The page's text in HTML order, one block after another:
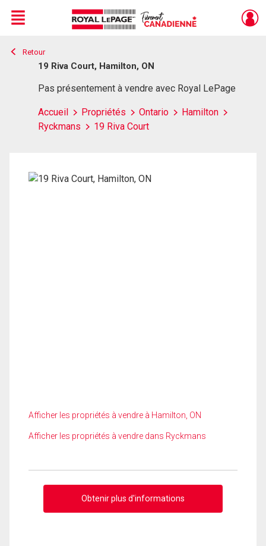
Live
En Direct
Menu
Retour
19 Riva Court, Hamilton, ON
Pas présentement à vendre avec Royal LePage
Accueil Propriétés Ontario
Hamilton
Ryckmans
19 Riva Court
Afficher les propriétés à vendre à Hamilton, ON
Afficher les propriétés à vendre dans Ryckmans
Obtenir plus d'informations